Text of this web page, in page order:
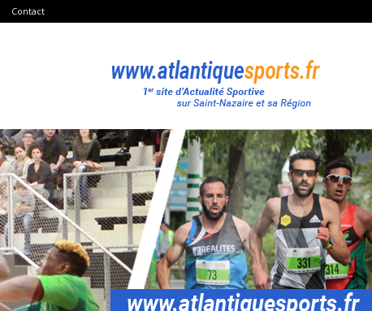
Contact
Atlantique
Sport